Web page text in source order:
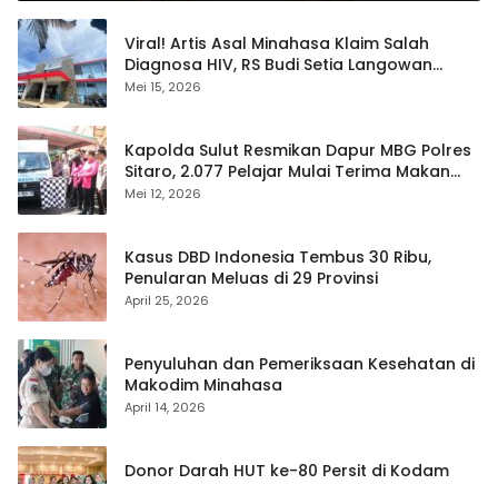
Viral! Artis Asal Minahasa Klaim Salah
Diagnosa HIV, RS Budi Setia Langowan
Disorot Publik
Mei 15, 2026
Kapolda Sulut Resmikan Dapur MBG Polres
Sitaro, 2.077 Pelajar Mulai Terima Makan
Gratis
Mei 12, 2026
Kasus DBD Indonesia Tembus 30 Ribu,
Penularan Meluas di 29 Provinsi
April 25, 2026
Penyuluhan dan Pemeriksaan Kesehatan di
Makodim Minahasa
April 14, 2026
Donor Darah HUT ke-80 Persit di Kodam